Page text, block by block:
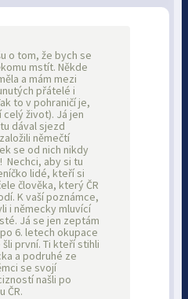
o tom, že bych se
mstít. Někde
a mám mezi
přátelé i
to v pohraničí je,
celý život). Já jen
dával sjezd
němečtí
se od nich nikdy
Nechci, aby si tu
lidé, kteří si
člověka, který ČR
K vaší poznámce,
i německy mluvící
Já se jen zeptám
6. letech okupace
první. Ti kteří stihli
a podruhé ze
se svojí
našli po
ČR.